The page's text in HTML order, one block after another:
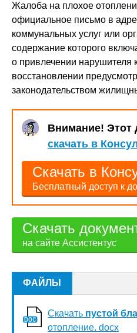
Жалоба на плохое
официальное письмо в
коммунальных услуг или
содержание которого
о привлечении нарушителя
восстановлении
законодательством
Внимание! Этот
скачать в
Скачать в
Бесплатный доступ к
Скачать
на сайте Ассистентус
ФАЙЛЫ
Скачать пустой
отопление. docx